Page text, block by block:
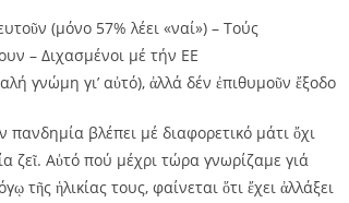
(μόνο 57% λέει «ναί») – Τούς
– Διχασμένοι μέ τήν ΕΕ
γνώμη γι’ αὐτό), ἀλλά δέν ἐπιθυμοῦν ἔξοδο
βλέπει μέ διαφορετικό μάτι ὄχι
ζεῖ. Αὐτό πού μέχρι τώρα γνωρίζαμε γιά
τῆς ἡλικίας τους, φαίνεται ὅτι ἔχει ἀλλάξει